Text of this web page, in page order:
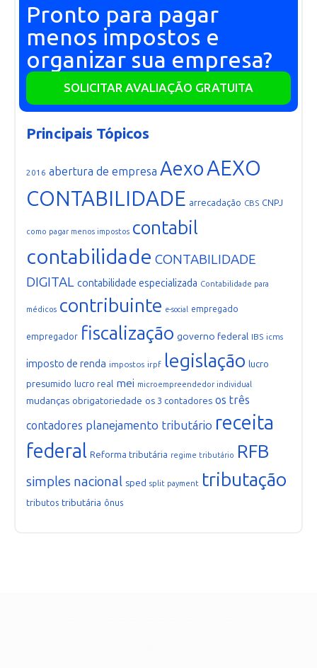
Pronto para pagar
menos impostos e
organizar sua empresa?
SOLICITAR AVALIAÇÃO GRATUITA
Principais Tópicos
2016 abertura de empresa AexoAEXO
CONTABILIDADE arrecadação CBS CNPJ
como pagar menos impostos contabil
contabilidade CONTABILIDADE
DIGITAL contabilidade especializada Contabilidade para
médicos contribuinte e-social empregado
empregador fiscalização governo federal IBS icms
imposto de renda impostos irpf legislação lucro
presumido lucro real mei microempreendedor individual
mudanças obrigatoriedade os 3 contadores os três
contadores planejamento tributário receita
federal Reforma tributária regime tributário RFB
simples nacional sped split payment tributação
tributos tributária ônus